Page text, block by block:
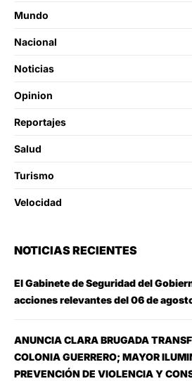
Mundo
Nacional
Noticias
Opinion
Reportajes
Salud
Turismo
Velocidad
NOTICIAS RECIENTES
El Gabinete de Seguridad del
acciones relevantes del 06 de
ANUNCIA CLARA BRUGADA
COLONIA GUERRERO; MAYOR
PREVENCIÓN DE VIOLENCIA Y